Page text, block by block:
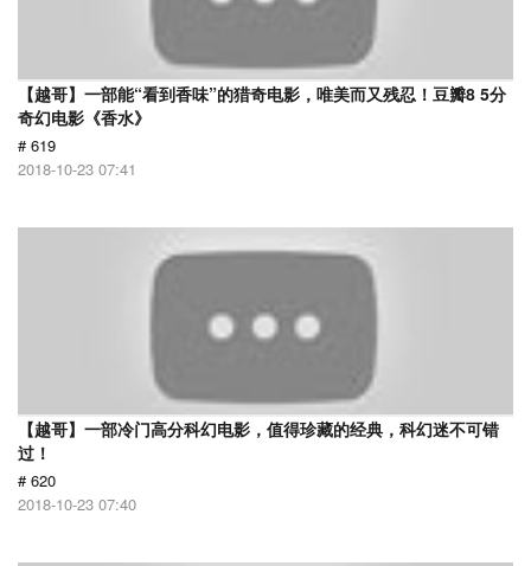
【越哥】一部能“看到香味”的猎奇电影，唯美而又残忍！豆瓣8 5分
奇幻电影《香水》
# 619
2018-10-23 07:41
【越哥】一部冷门高分科幻电影，值得珍藏的经典，科幻迷不可错
过！
# 620
2018-10-23 07:40